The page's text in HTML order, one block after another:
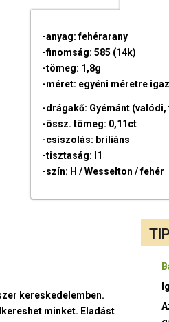
-anyag: fehérarany
-finomság: 585 (14k)
-tömeg: 1,8g
-méret: egyéni méretre
-drágakő: Gyémánt
-össz. tömeg: 0,11ct
-csiszolás: briliáns
-tisztaság: I1
-szín: H / Wesselton / fehér
kereskedelemben.
minket. Eladást